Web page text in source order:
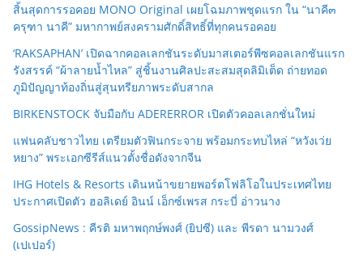
สิ้นสุดการรอคอย MONO Original เผยโฉมภาพชุดแรก ใน “นาคี๓
ครุฑา นาคี” มหากาพย์สงครามศักดิ์สิทธิ์ที่ทุกคนรอคอย
‘RAKSAPHAN’ เปิดฉากคอลเลกชันระดับมาสเตอร์พีซคอลเลกชันแรก
รังสรรค์ “ผ้าลายน้ำไหล” สู่ชิ้นงานศิลปะสะสมสุดลิมิเต็ด ถ่ายทอด
ภูมิปัญญาท้องถิ่นสู่สุนทรียภาพระดับสากล
BIRKENSTOCK จับมือกับ ADERERROR เปิดตัวคอลเลกชั่นใหม่
แฟนคลับชาวไทย เตรียมตัวฟินกระจาย พร้อมกระทบไหล่ “หวังเว่ย
หยาง” พระเอกซีรีส์แนวตั้งชื่อดังจากจีน
IHG Hotels & Resorts เดินหน้าขยายพอร์ตโฟลิโอในประเทศไทย
ประกาศเปิดตัว ฮอลิเดย์ อินน์ เอ็กซ์เพรส กระบี่ อ่าวนาง
GossipNews : คีรติ มหาพฤกษ์พงศ์ (ยิปซี) และ พีรดา นามวงศ์
(เปเปอร์)